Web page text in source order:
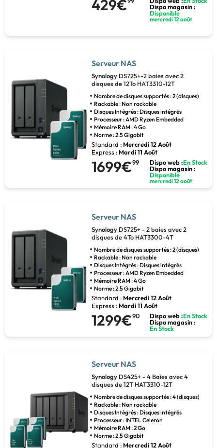
429€
Dispo magasin :
Disponible
mercredi 12 août
Serveur NAS
Synology DS725+-2 baies avec 2
disques de 12To HAT3310-12T
Nombre de disques supportés : 2 (disques)
Rackable : Non rackable
Disques Intégrés : Disques intégrés
Processeur : AMD Ryzen Embedded
Mémoire RAM : 4 Go
Norme : 2.5 Gigabit
Standard : Mercredi 12 Août
Express : Mardi 11 Août
1699€99 Dispo web :En Stock
Dispo magasin :
Disponible
mercredi 12 août
Serveur NAS
Synology DS725+ - 2 baies avec 2
disques de 4To HAT3300-4T
Nombre de disques supportés : 2 (disques)
Rackable : Non rackable
Disques Intégrés : Disques intégrés
Processeur : AMD Ryzen Embedded
Mémoire RAM : 4 Go
Norme : 2.5 Gigabit
Standard : Mercredi 12 Août
Express : Mardi 11 Août
1299€90 Dispo web :En Stock
Dispo magasin :
En Stock
Serveur NAS
Synology DS425+ - 4 Baies avec 4
disques de 12T HAT3310-12T
Nombre de disques supportés : 4 (disques)
Rackable : Non rackable
Disques Intégrés : Disques intégrés
Processeur : INTEL Celeron
Mémoire RAM : 2 Go
Norme : 2.5 Gigabit
Standard : Mercredi 12 Août